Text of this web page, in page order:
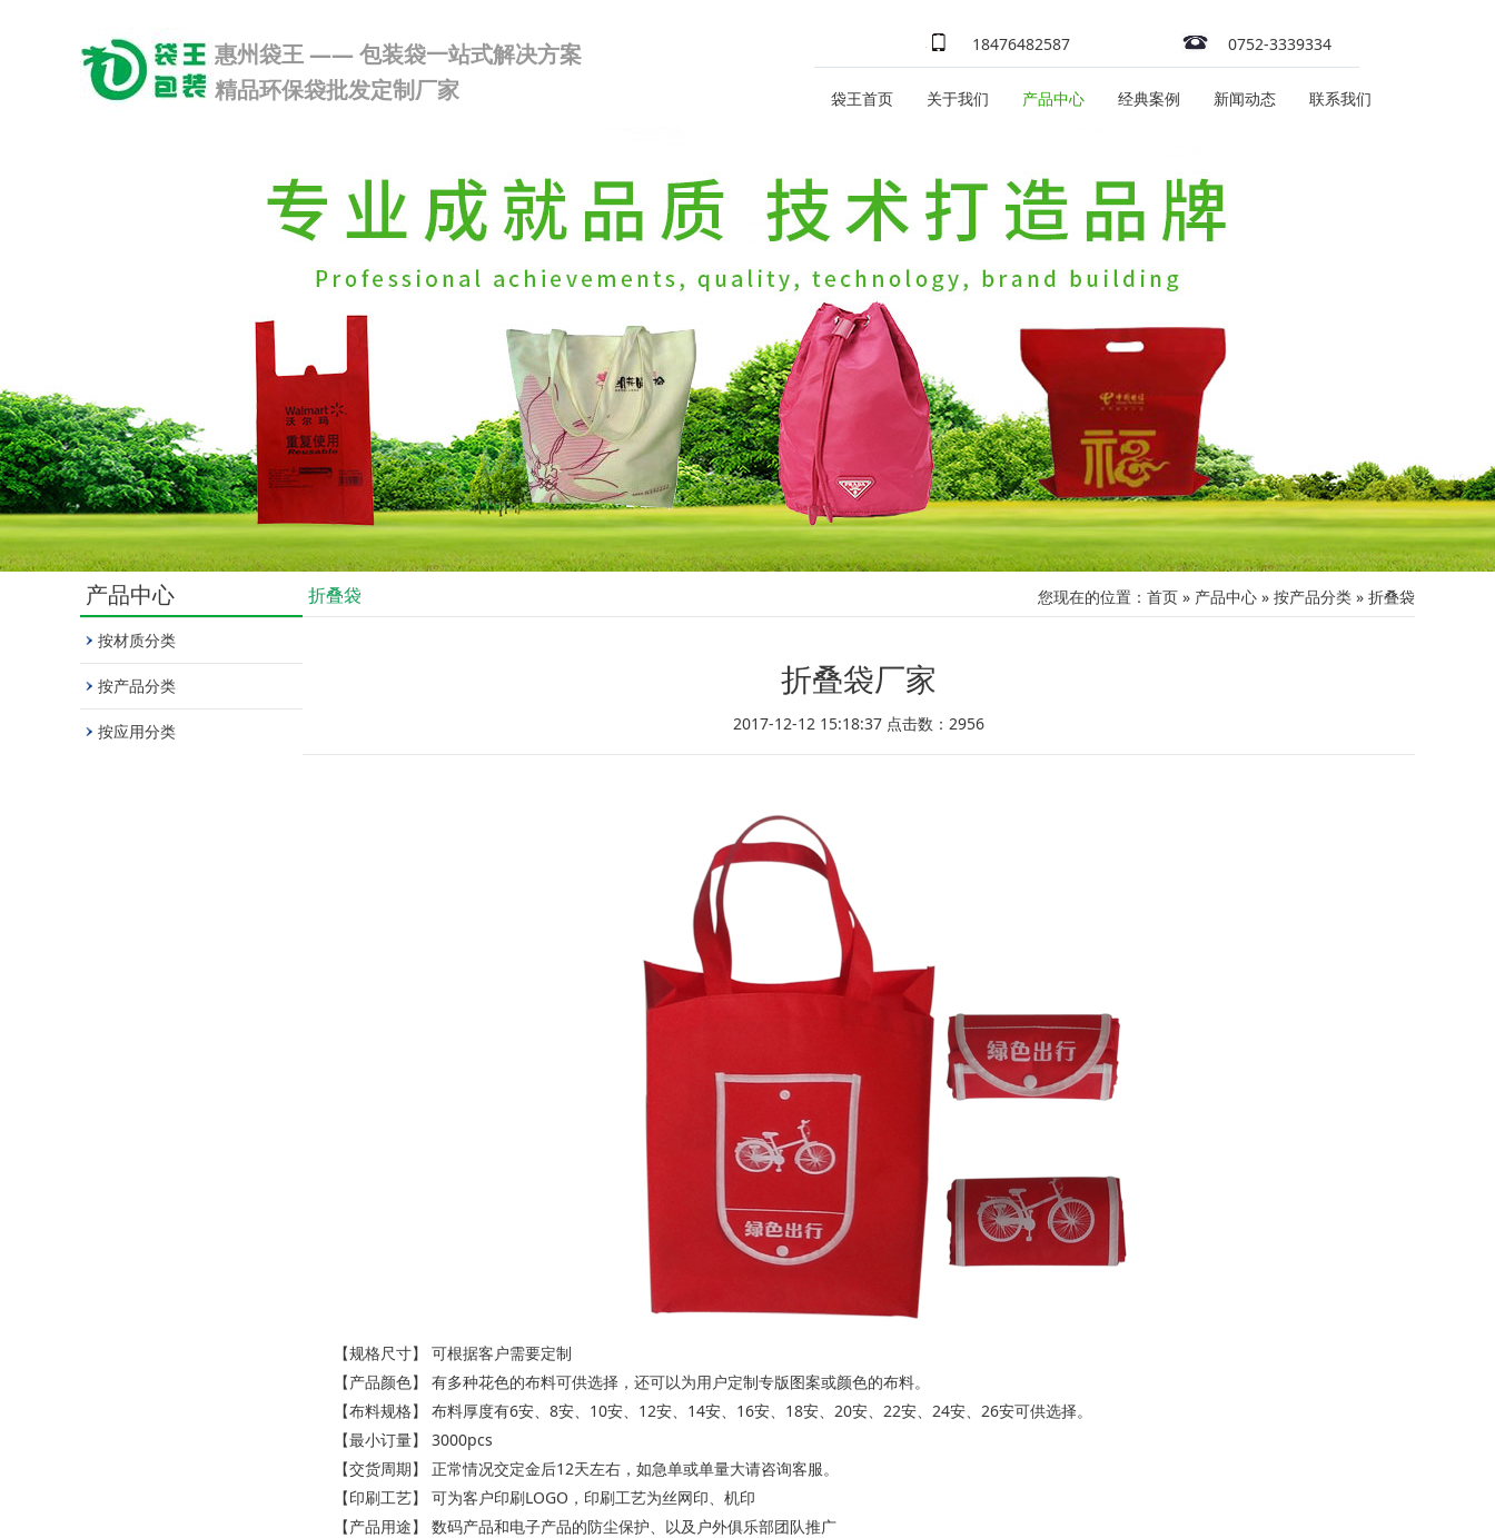
惠州袋王 —— 包装袋一站式解决方案
精品环保袋批发定制厂家
18476482587 0752-3339334
袋王首页 关于我们 产品中心 经典案例 新闻动态 联系我们
产品中心
按材质分类
按产品分类
按应用分类
折叠袋 您现在的位置： 首页 » 产品中心 » 按产品分类 » 折叠袋
折叠袋厂家
2017-12-12 15:18:37 点击数： 2956
【规格尺寸】 可根据客户需要定制
【产品颜色】 有多种花色的布料可供选择，还可以为用户定制专版图案或颜色的布料。
【布料规格】 布料厚度有6安、8安、10安、12安、14安、16安、18安、20安、22安、24安、26安可供选择。
【最小订量】 3000pcs
【交货周期】 正常情况交定金后12天左右，如急单或单量大请咨询客服。
【印刷工艺】 可为客户印刷LOGO，印刷工艺为丝网印、机印
【产品用途】 数码产品和电子产品的防尘保护、以及户外俱乐部团队推广